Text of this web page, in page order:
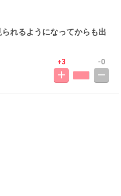
れるようになってからも出
+3 -0